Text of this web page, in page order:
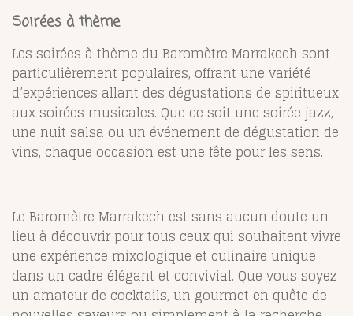
Soirées à thème
Les soirées à thème du Baromètre Marrakech sont
particulièrement populaires, offrant une variété
d’expériences allant des dégustations de spiritueux
aux soirées musicales. Que ce soit une soirée jazz,
une nuit salsa ou un événement de dégustation de
vins, chaque occasion est une fête pour les sens.
Le Baromètre Marrakech est sans aucun doute un
lieu à découvrir pour tous ceux qui souhaitent vivre
une expérience mixologique et culinaire unique
dans un cadre élégant et convivial. Que vous soyez
un amateur de cocktails, un gourmet en quête de